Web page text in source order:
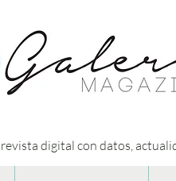
digital con datos,